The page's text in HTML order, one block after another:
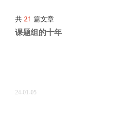
共 21 篇文章
课题组的十年
24-01-05